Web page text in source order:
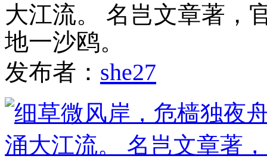
大江流。 名岂文章著，
地一沙鸥。
发布者： she27